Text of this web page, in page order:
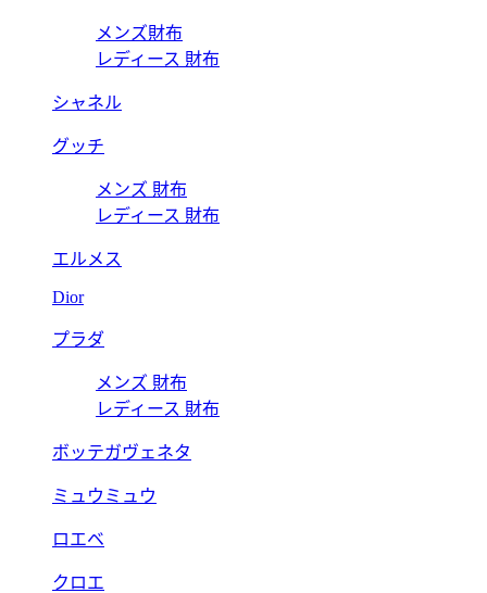
メンズ財布
レディース 財布
シャネル
グッチ
メンズ 財布
レディース 財布
エルメス
Dior
プラダ
メンズ 財布
レディース 財布
ボッテガヴェネタ
ミュウミュウ
ロエベ
クロエ